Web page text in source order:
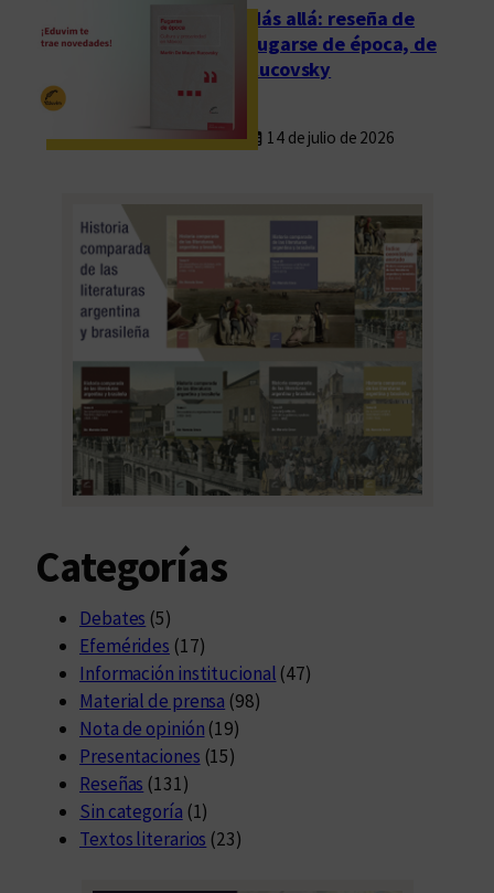
Más allá: reseña de
Fugarse de época, de
Rucovsky
14 de julio de 2026
Categorías
Debates (5)
Efemérides (17)
Información institucional (47)
Material de prensa (98)
Nota de opinión (19)
Presentaciones (15)
Reseñas (131)
Sin categoría (1)
Textos literarios (23)